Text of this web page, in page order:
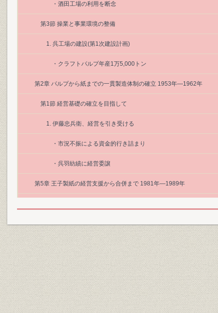
・酒田工場の利用を断念
第3節 操業と事業環境の整備
1. 呉工場の建設(第1次建設計画)
・クラフトパルプ年産1万5,000トン
第2章 パルプから紙までの一貫製造体制の確立 1953年―1962年
第1節 経営基礎の確立を目指して
1. 伊藤忠兵衛、経営を引き受ける
・市況不振による資金的行き詰まり
・呉羽紡績に経営委譲
第5章 王子製紙の経営支援から合併まで 1981年―1989年
1. 王子製紙参画への条件整備
・1980年、最悪の経営危機に陥る
・通産省、興銀、王子製紙の3者が再建委員会を設置
・東洋パルプ再建は王子製紙参加が条件
2. 武内社長の就任と再建への取組み